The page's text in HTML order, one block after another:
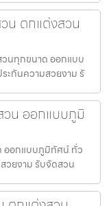
น ตกแต่งสวน
นทุกขนาด ออกแบบ
ะกันความสวยงาม รั
น ออกแบบภูมิ
ออกแบบภูมิทัศน์ ทั่ว
วยงาม รับจัดสวน